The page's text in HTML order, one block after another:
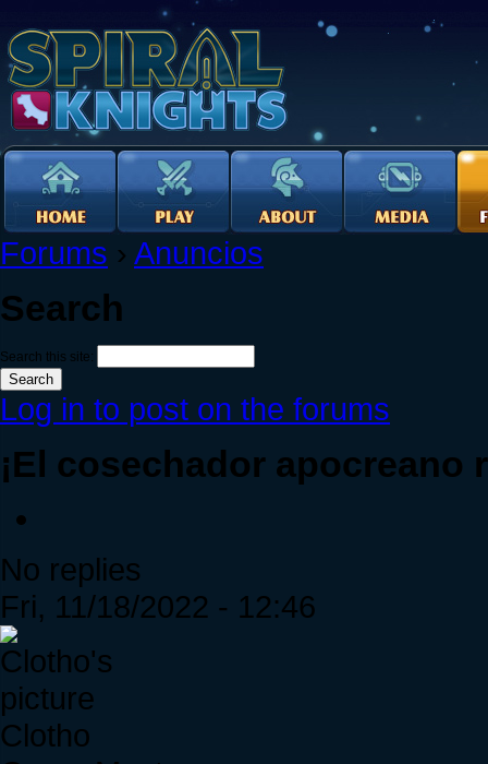
Forums › Anuncios
Search
Search this site:
Log in to post on the forums
¡El cosechador apocreano
No replies
Fri, 11/18/2022 - 12:46
Clotho